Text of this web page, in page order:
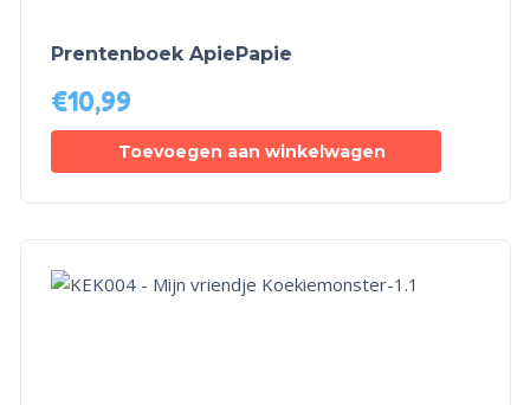
Prentenboek ApiePapie
€10,99
Toevoegen aan winkelwagen